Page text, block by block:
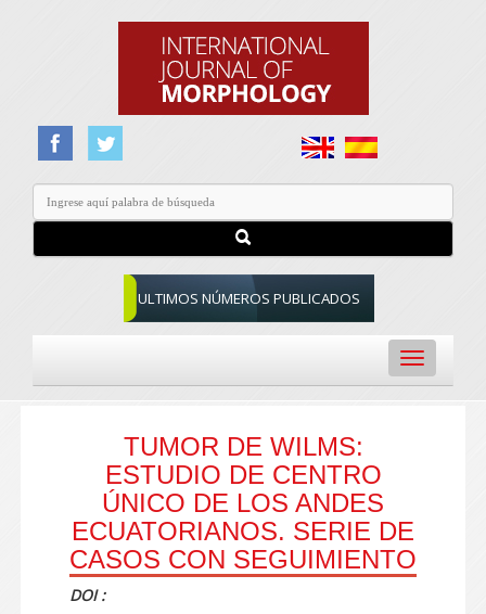
ULTIMOS NÚMEROS PUBLICADOS
Toggle
navigation
TUMOR DE WILMS:
ESTUDIO DE CENTRO
ÚNICO DE LOS ANDES
ECUATORIANOS. SERIE DE
CASOS CON SEGUIMIENTO
DOI :